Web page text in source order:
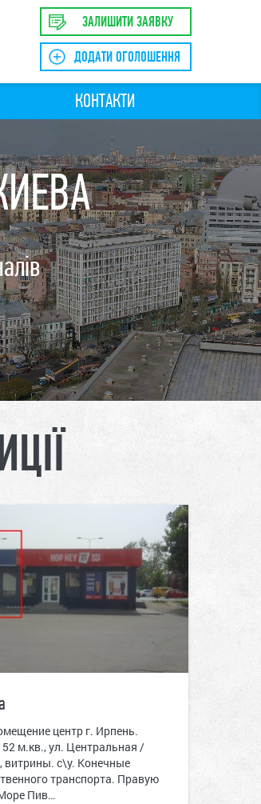
ЗАЛИШИТИ ЗАЯВКУ
ДОДАТИ ОГОЛОШЕННЯ
КОНТАКТИ
центр г. Ирпень.
м.кв., ул. Центральная /
витрины. с\у. Конечные
транспорта. Правую
Пив…